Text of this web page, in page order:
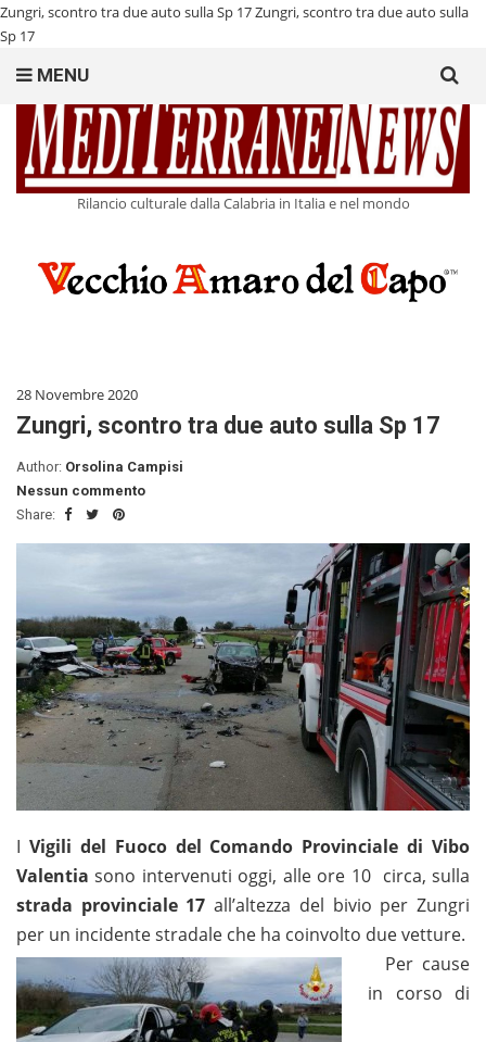
Zungri, scontro tra due auto sulla Sp 17Zungri, scontro tra due auto sulla
Sp 17
Rilancio culturale dalla Calabria in Italia e nel mondo
MENU
for:
28 Novembre 2020
Zungri, scontro tra due auto sulla Sp 17
Author: Orsolina Campisi
Nessun commento
Share:
I Vigili del Fuoco del Comando Provinciale di Vibo
Valentia sono intervenuti oggi, alle ore 10 circa, sulla
strada provinciale 17 all’altezza del bivio per Zungri
per un incidente stradale che ha coinvolto due vetture.
Per cause
in corso di